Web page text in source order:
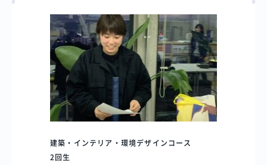
建築・インテリア・環境デザインコース
2回生